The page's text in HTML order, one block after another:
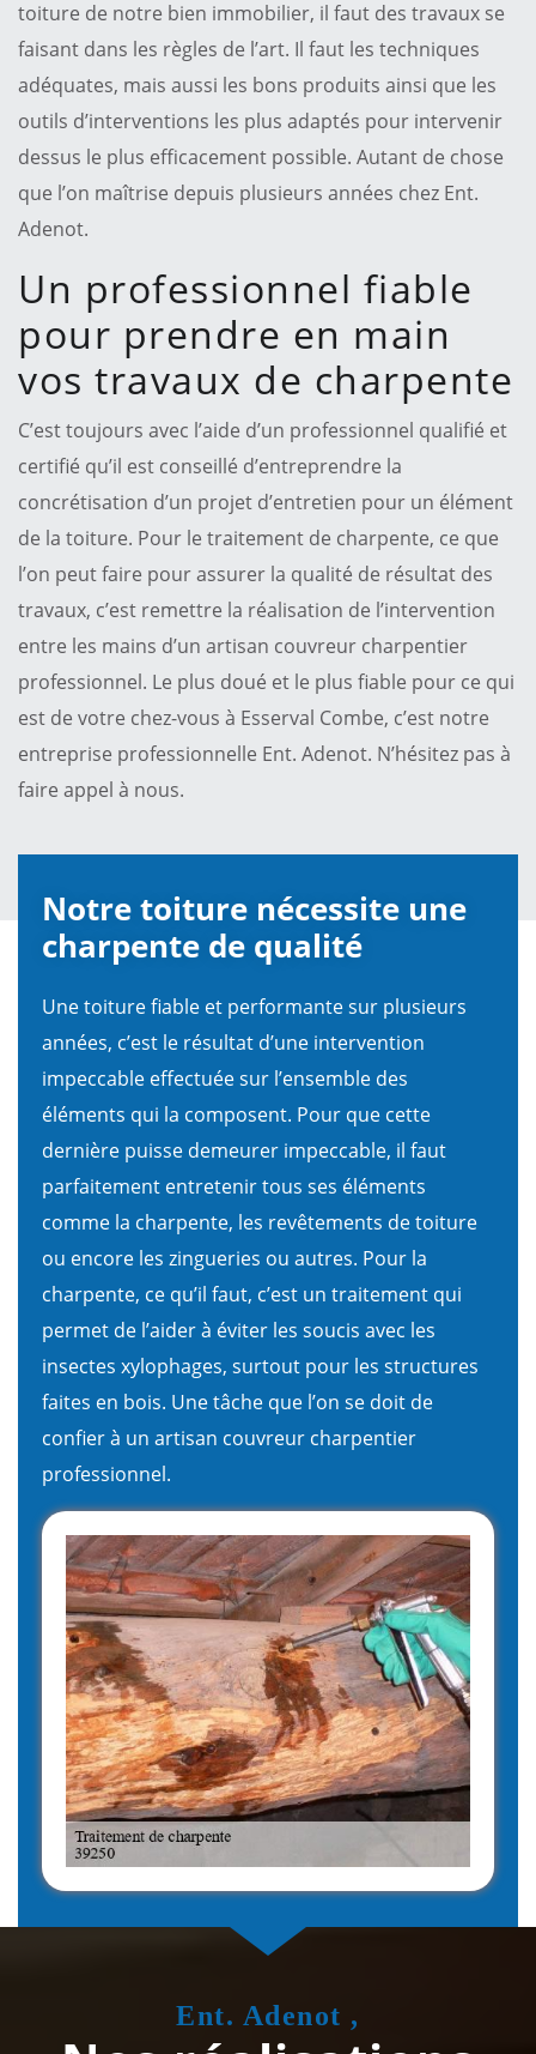
toiture de notre bien immobilier, il faut des travaux se
faisant dans les règles de l’art. Il faut les techniques
adéquates, mais aussi les bons produits ainsi que les
outils d’interventions les plus adaptés pour intervenir
dessus le plus efficacement possible. Autant de chose
que l’on maîtrise depuis plusieurs années chez Ent.
Adenot.
Un professionnel fiable
pour prendre en main
vos travaux de charpente
C’est toujours avec l’aide d’un professionnel qualifié et
certifié qu’il est conseillé d’entreprendre la
concrétisation d’un projet d’entretien pour un élément
de la toiture. Pour le traitement de charpente, ce que
l’on peut faire pour assurer la qualité de résultat des
travaux, c’est remettre la réalisation de l’intervention
entre les mains d’un artisan couvreur charpentier
professionnel. Le plus doué et le plus fiable pour ce qui
est de votre chez-vous à Esserval Combe, c’est notre
entreprise professionnelle Ent. Adenot. N’hésitez pas à
faire appel à nous.
Notre toiture nécessite une
charpente de qualité
Une toiture fiable et performante sur plusieurs
années, c’est le résultat d’une intervention
impeccable effectuée sur l’ensemble des
éléments qui la composent. Pour que cette
dernière puisse demeurer impeccable, il faut
parfaitement entretenir tous ses éléments
comme la charpente, les revêtements de toiture
ou encore les zingueries ou autres. Pour la
charpente, ce qu’il faut, c’est un traitement qui
permet de l’aider à éviter les soucis avec les
insectes xylophages, surtout pour les structures
faites en bois. Une tâche que l’on se doit de
confier à un artisan couvreur charpentier
professionnel.
Ent. Adenot ,